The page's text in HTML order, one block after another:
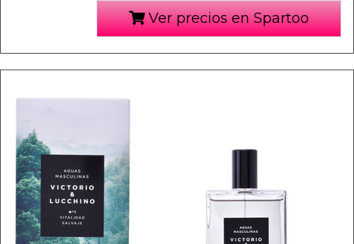
Ver precios en Spartoo